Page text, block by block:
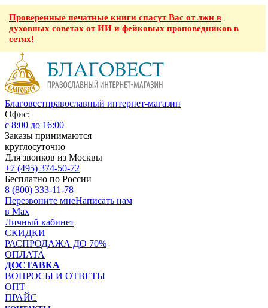
Проверенные печатные книги спасут Вас от лжи в
духовных советах от ИИ и фейковых проповедников в
сетях!
Благовестправославный интернет-магазин
Офис:
с 8:00 до 16:00
Заказы принимаются
круглосуточно
Для звонков из Москвы
+7 (495) 374-50-72
Бесплатно по России
8 (800) 333-11-78
Перезвоните мнеНаписать нам
в Max
Личный кабинет
СКИДКИ
РАСПРОДАЖА ДО 70%
ОПЛАТА
ДОСТАВКА
ВОПРОСЫ И ОТВЕТЫ
ОПТ
ПРАЙС